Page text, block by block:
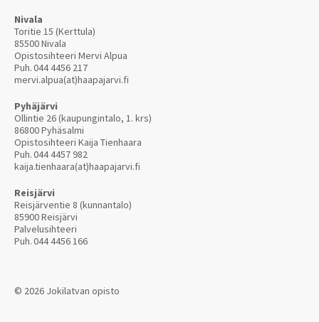
Nivala
Toritie 15 (Kerttula)
85500 Nivala
Opistosihteeri Mervi Alpua
Puh.044 4456 217
mervi.alpua(at)haapajarvi.fi
Pyhäjärvi
Ollintie 26 (kaupungintalo, 1. krs)
86800 Pyhäsalmi
Opistosihteeri Kaija Tienhaara
Puh.044 4457 982
kaija.tienhaara(at)haapajarvi.fi
Reisjärvi
Reisjärventie 8 (kunnantalo)
85900 Reisjärvi
Palvelusihteeri
Puh.044 4456 166
© 2026 Jokilatvan opisto